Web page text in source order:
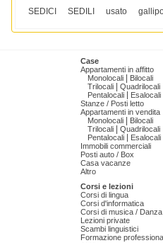
SEDICI
SEDILI usato
Case
Appartamenti in affitto
Monolocali
Bilocali
Trilocali
Quadrilocali
Pentalocali
Esalocali
Stanze / Posti letto
Appartamenti in vendita
Monolocali
Bilocali
Trilocali
Quadrilocali
Pentalocali
Esalocali
Immobili commerciali
Posti auto / Box
Casa vacanze
Altro
Corsi e lezioni
Corsi di lingua
Corsi d'informatica
Corsi di musica /
Lezioni private
Scambi linguistici
Formazione